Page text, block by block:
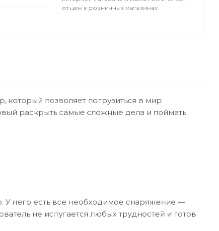
от цен в розничных магазинах
который позволяет погрузиться в мир
раскрыть самые сложные дела и поймать
У него есть все необходимое снаряжение —
не испугается любых трудностей и готов